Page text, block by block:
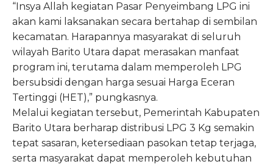
“Insya Allah kegiatan Pasar Penyeimbang LPG ini
akan kami laksanakan secara bertahap di sembilan
kecamatan. Harapannya masyarakat di seluruh
wilayah Barito Utara dapat merasakan manfaat
program ini, terutama dalam memperoleh LPG
bersubsidi dengan harga sesuai Harga Eceran
Tertinggi (HET),” pungkasnya.
Melalui kegiatan tersebut, Pemerintah Kabupaten
Barito Utara berharap distribusi LPG 3 Kg semakin
tepat sasaran, ketersediaan pasokan tetap terjaga,
serta masyarakat dapat memperoleh kebutuhan